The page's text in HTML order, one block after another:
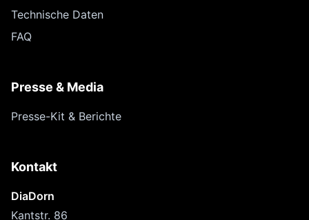
Technische Daten
FAQ
Presse & Media
Presse-Kit & Berichte
Kontakt
DiaDorn
Kantstr. 86